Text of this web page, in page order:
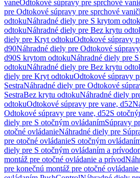
vaneOdtokové súpravy pre sprchové
pre Odtokové súpravy pre sprchové
odtokuNáhradné diely pre S krytom
odtokuNáhradné diely pre Bez krytu
diely pre Kryt odtokuOdtokové súpravy
d90Náhradné diely pre Odtokové
d90S krytom odtokuNáhradné diely pre
odtokuNáhradné diely pre Bez krytu
diely pre Kryt odtokuOdtokové súpravy
SestraNáhradné diely pre Odtokové
SestraBez krytu odtokuNáhradné diely
odtokuOdtokové súpravy pre vane, d52
Odtokové súpravy pre vane, d52S
diely pre S otočným ovládanímSúpravy
otočné ovládanieNáhradné diely pre
pre otočné ovládanieS otočným
diely pre S otočným ovládaním a
montáž pre otočné ovládanie a prívod
pre konečnú montáž pre otočné